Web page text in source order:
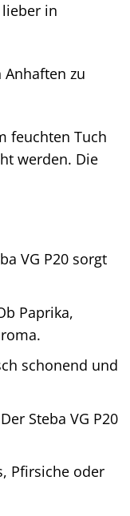
in
zu
feuchten Tuch
werden. Die
VG P20 sorgt
Paprika,
schonend und
Steba VG P20
Pfirsiche oder